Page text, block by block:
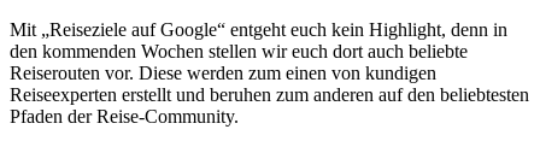
Mit „Reiseziele auf Google“ entgeht euch kein Highlight, denn in
den kommenden Wochen stellen wir euch dort auch beliebte
Reiserouten vor. Diese werden zum einen von kundigen
Reiseexperten erstellt und beruhen zum anderen auf den beliebtesten
Pfaden der Reise-Community.